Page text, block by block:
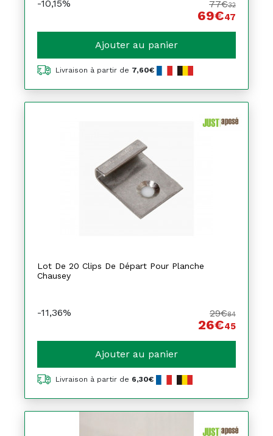
-10,15% 77€32
69€47
Ajouter au panier
Livraison à partir de 7,60€
Lot De 20 Clips De Départ Pour Planche
Chausey
-11,36% 29€84
26€45
Ajouter au panier
Livraison à partir de 6,30€